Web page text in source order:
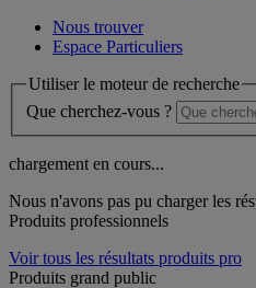
Nous trouver
Espace Particuliers
Utiliser le moteur de recherche
Que cherchez-vous ?
chargement en cours...
Nous n'avons pas pu charger les
Produits professionnels
Voir tous les résultats produits pro
Produits grand public